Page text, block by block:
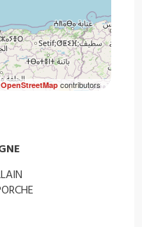
OpenStreetMapcontributors